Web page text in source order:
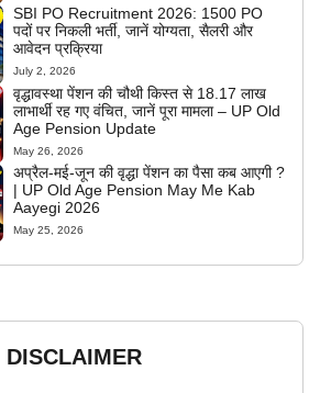
SBI PO Recruitment 2026: 1500 PO
पदों पर निकली भर्ती, जानें योग्यता, सैलरी और
आवेदन प्रक्रिया
July 2, 2026
वृद्धावस्था पेंशन की चौथी किस्त से 18.17 लाख
लाभार्थी रह गए वंचित, जानें पूरा मामला – UP Old
Age Pension Update
May 26, 2026
अप्रैल-मई-जून की वृद्धा पेंशन का पैसा कब आएगी ?
| UP Old Age Pension May Me Kab
Aayegi 2026
May 25, 2026
DISCLAIMER